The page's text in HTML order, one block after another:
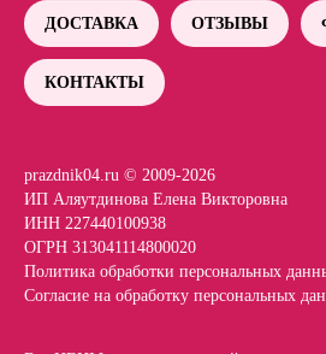
ДОСТАВКА ОТЗЫВЫ
КОНТАКТЫ
prazdnik04.ru © 2009-2026
ИП Аляутдинова Елена Викторовна
ИНН 227440100938
ОГРН 313041114800020
Политика обработки персональных
Согласие на обработку персональных